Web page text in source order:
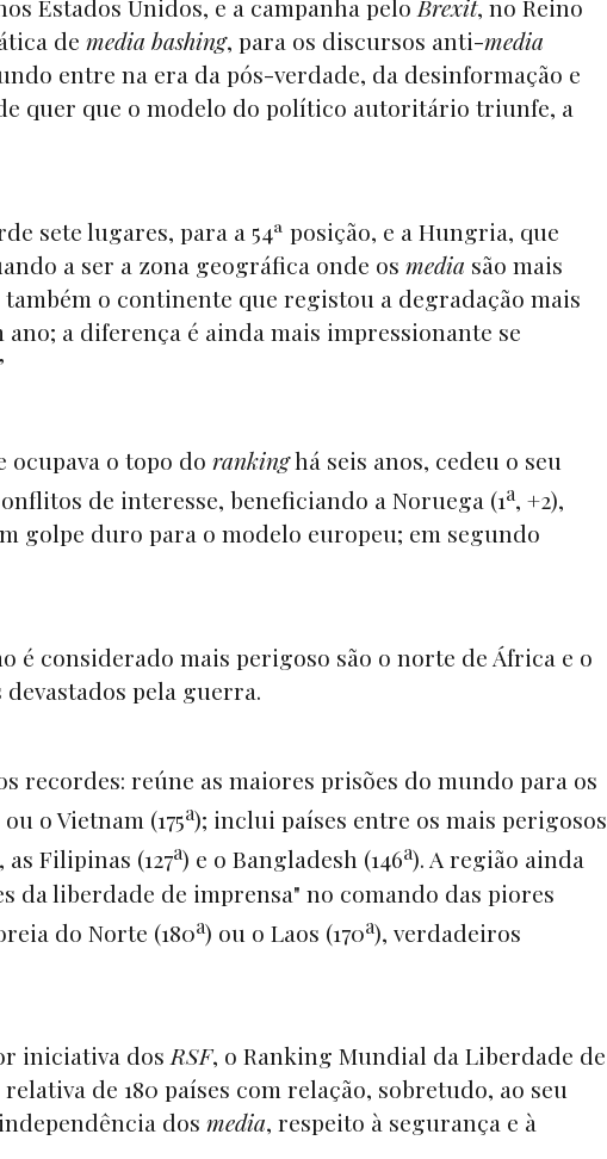
Estados Unidos, e a campanha peloBrexit, no Reino
de media bashing, para os discursos anti-media
entre na era da pós-verdade, da desinformação e
quer que o modelo do político autoritário triunfe, a
sete lugares, para a 54ª posição, e a Hungria, que
a ser a zona geográfica onde os media são mais
o continente que registou a degradação mais
a diferença é ainda mais impressionante se
ocupava o topo do rankinghá seis anos, cedeu o seu
de interesse, beneficiando a Noruega (1a, +2),
golpe duro para o modelo europeu; em segundo
é considerado mais perigoso são o norte de África e o
pela guerra.
recordes: reúne as maiores prisões do mundo para os
ou o Vietnam (175a); inclui países entre os mais perigosos
as Filipinas (127a) e o Bangladesh (146a). A região ainda
da liberdade de imprensa" no comando das piores
do Norte (180a) ou o Laos (170a), verdadeiros
iniciativa dosRSF, o Ranking Mundial da Liberdade de
de 180 países com relação, sobretudo, ao seu
dos media, respeito à segurança e à